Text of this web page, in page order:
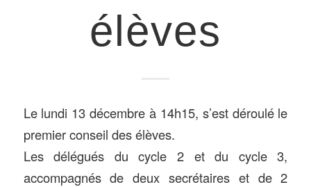
élèves
Le lundi 13 décembre à 14h15, s’est déroulé le
premier conseil des élèves.
Les délégués du cycle 2 et du cycle 3,
accompagnés de deux secrétaires et de 2